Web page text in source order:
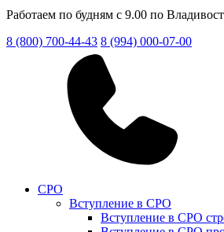
Работаем по будням с 9.00 по
8 (800) 700-44-43 8 (994) 000-07-00
СРО
Вступление в СРО
Вступление в СРО